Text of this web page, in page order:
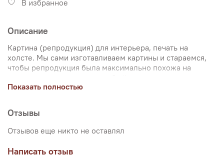
В избранное
Описание
Картина (репродукция) для интерьера, печать на
холсте. Мы сами изготавливаем картины и стараемся,
чтобы репродукция была максимально похожа на
Именно поэтому, мы уделяем особое внимание
печати используются художественный хлопковый холст
и экологические чернила. Репродукцию можно купить
на подрамнике (деревянный подрамник, галерейная
натяжка) или без подрамника (только холст,
доставляется в рулоне в тубусе). Картина продается в
нескольких вариантах размеров, представленных на
Показать полностью
Отзывы
Отзывов еще никто не оставлял
Написать отзыв